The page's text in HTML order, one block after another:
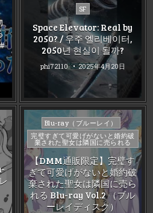
Posted
in
SF
Space Elevator: Real by
2050? / 우주 엘리베이터,
2050년 현실이 될까?
phi72110 2025年4月20日
Posted
in
Blu-ray（ブルーレイ）
完璧すぎて可愛げがないと婚約破
棄された聖女は隣国に売られる
【DMM通販限定】完璧す
ぎて可愛げがないと婚約破
棄された聖女は隣国に売ら
れる Blu-ray Vol.2 （ブル
ーレイディスク）